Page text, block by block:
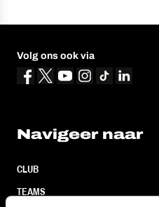
Volg ons ook via
Navigeer naar
CLUB
TEAMS